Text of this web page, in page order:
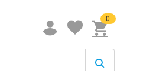
0